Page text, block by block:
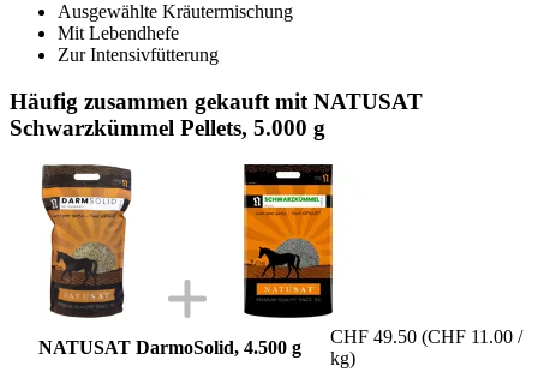
Ausgewählte Kräutermischung
Mit Lebendhefe
Zur Intensivfütterung
Häufig zusammen gekauft mit NATUSAT
Schwarzkümmel Pellets, 5.000 g
NATUSAT DarmoSolid, 4.500 g
CHF 49.50 (CHF 11.00 /
kg)